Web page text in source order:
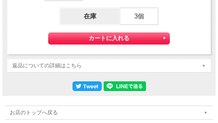
在庫 3個
返品についての詳細はこちら
お店のトップへ戻る